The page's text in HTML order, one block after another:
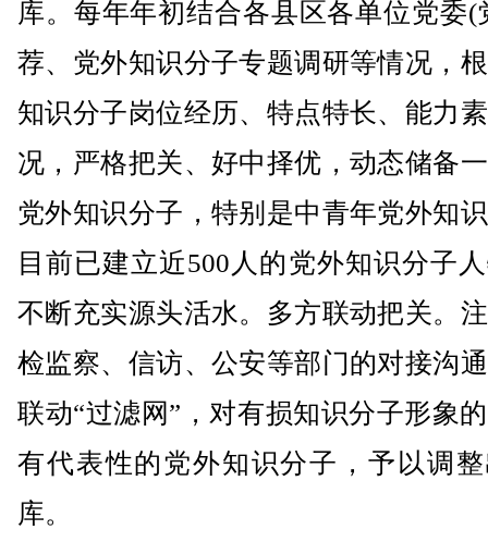
库。每年年初结合各县区各单位党委(
荐、党外知识分子专题调研等情况，
知识分子岗位经历、特点特长、能力
况，严格把关、好中择优，动态储备
党外知识分子，特别是中青年党外知
目前已建立近500人的党外知识分子
不断充实源头活水。多方联动把关。
检监察、信访、公安等部门的对接沟
联动“过滤网”，对有损知识分子形象
有代表性的党外知识分子，予以调
库。